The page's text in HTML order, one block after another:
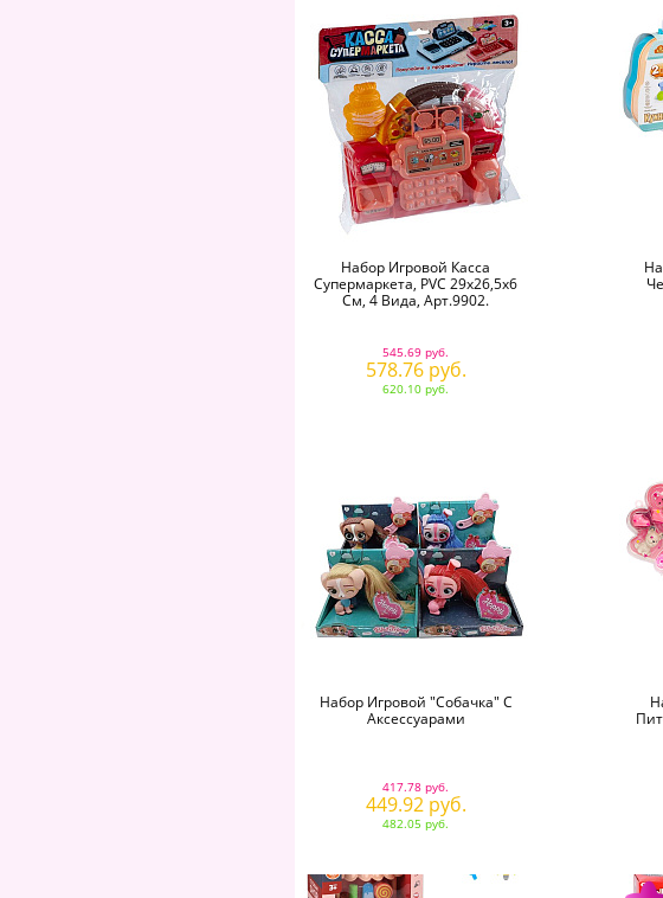
Набор Игровой Касса
Супермаркета, PVC 29x26,5х6
См, 4 Вида, Арт.9902.
545.69 руб.
578.76 руб.
620.10 руб.
Набор Игровой "Собачка" С
Аксессуарами
417.78 руб.
449.92 руб.
482.05 руб.